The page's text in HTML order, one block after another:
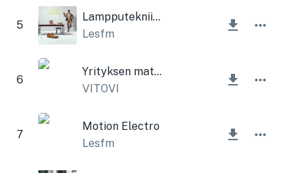
5
Lampputekniikkayritys
Lesfm
6
Yrityksen matka
VITOVI
7
Motion Electro
Lesfm